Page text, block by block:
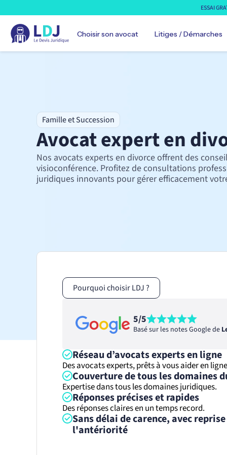
ESSAI
Choisir son avocat
Avocat droit automobile
Avocat droit transports
Famille
Avocat droit des mineurs
Avocat droit famille
Avocat expert divorce
Avocat droit fiscal
Avocat droit sociétés
Litiges / Démarches
Famille et Succession
Avocat expert en
Nos avocats experts en divorce offrent des
visioconférence. Profitez de consultations
juridiques innovants pour gérer efficacement
Pourquoi choisir LDJ ?
5/5
Basé sur les notes Google de
Réseau d’avocats experts en ligne
Des avocats experts, prêts à vous aider en
Couverture de tous les domaines
Expertise dans tous les domaines juridiques.
Réponses précises et rapides
Des réponses claires en un temps record.
Sans délai de carence, avec
l'antériorité